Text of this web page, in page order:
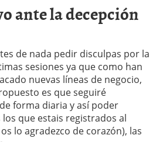
ante la decepción
de nada pedir disculpas por la
sesiones ya que como han
nuevas líneas de negocio,
es que seguiré
forma diaria y así poder
que estais registrados al
lo agradezco de corazón), las